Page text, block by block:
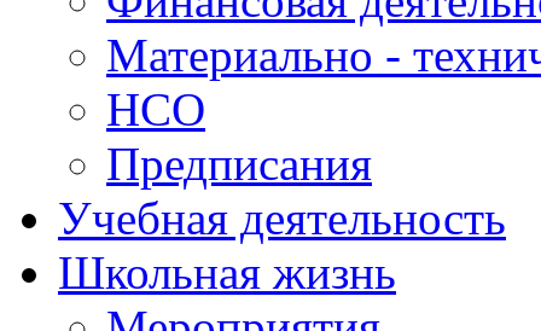
Материально -
НСО
Предписания
Учебная деятельность
Школьная жизнь